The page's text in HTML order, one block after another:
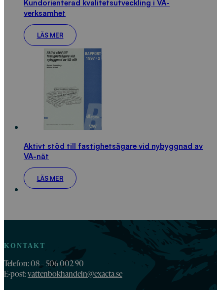
Kundorienterad kvalitetsutveckling i VA-
verksamhet
LÄS MER
Aktivt stöd till fastighetsägare vid nybyggnad av
VA-nät
LÄS MER
KONTAKT
Telefon: 08 – 506 002 90
E-post:vattenbokhandeln@exacta.se